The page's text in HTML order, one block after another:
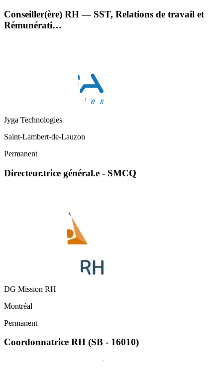
Conseiller(ère) RH — SST, Relations de travail et
Rémunérati…
Jyga Technologies
Saint-Lambert-de-Lauzon
Permanent
Directeur.trice général.e - SMCQ
DG Mission RH
Montréal
Permanent
Coordonnatrice RH (SB - 16010)